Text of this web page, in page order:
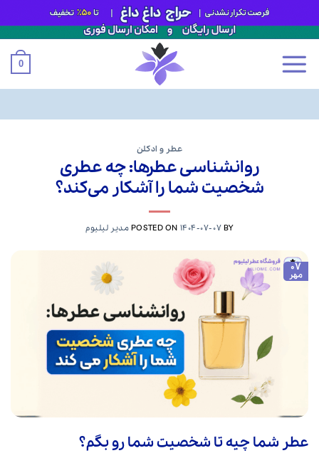
0
عطر و ادکلن
روانشناسی عطرها: چه عطری
شخصیت شما را آشکار می‌کند؟
POSTED ON 1404-07-07BY مدیر لیلیوم
07
مهر
عطر شما چیه تا شخصیت شما رو بگم؟